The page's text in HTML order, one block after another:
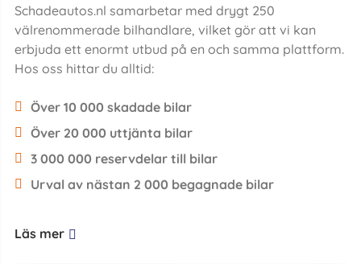
Schadeautos.nl samarbetar med drygt 250
välrenommerade bilhandlare, vilket gör att vi kan
erbjuda ett enormt utbud på en och samma plattform.
Hos oss hittar du alltid:
Över 10 000 skadade bilar
Över 20 000 uttjänta bilar
3 000 000 reservdelar till bilar
Urval av nästan 2 000 begagnade bilar
Läs mer